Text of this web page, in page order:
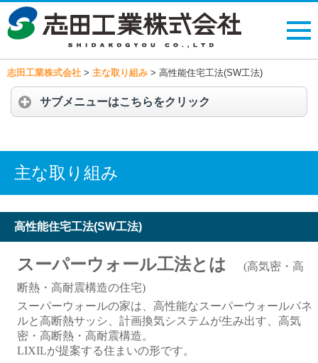
志田工業株式会社 > 主な取り組み > 高性能住宅工法(SW工法)
サブメニューはこちらをクリック
主な取り組み
高性能住宅工法(SW工法)
スーパーウォール工法とは(高気密・高
断熱・高耐震構造の住宅)
スーパーウォールの家は、高性能なスーパーウォールパネ
ルと高断熱サッシ、計画換気システムが生み出す、高気
密・高断熱・高耐震構造。
LIXILが提案する住まいの形です。